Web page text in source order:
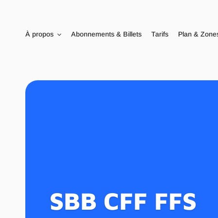
contenuÀ propos Abonnements & Billets Tarifs Plan &
SBB CFF FFS